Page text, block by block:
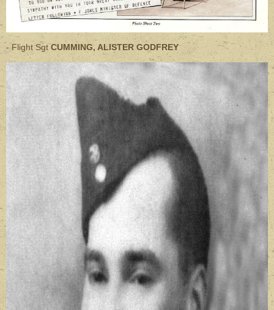
- Flight SgtCUMMING, ALISTER GODFREY